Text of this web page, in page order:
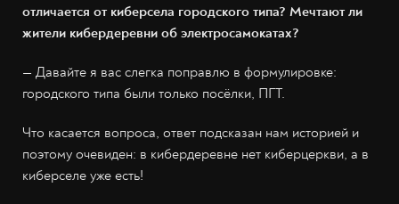
отличается от киберсела городского типа? Мечтают ли
жители кибердеревни об электросамокатах?
— Давайте я вас слегка поправлю в формулировке:
городского типа были только посёлки, ПГТ.
Что касается вопроса, ответ подсказан нам историей и
поэтому очевиден: в кибердеревне нет киберцеркви, а в
киберселе уже есть!